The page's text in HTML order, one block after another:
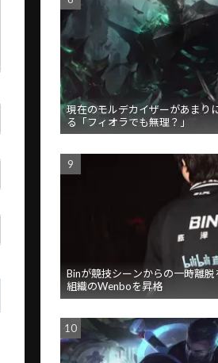
現在のモルデカイザーがあまり
る「フィオラでも無理？」
Binが競技シーンからの一時離脱
組織のWenboを昇格